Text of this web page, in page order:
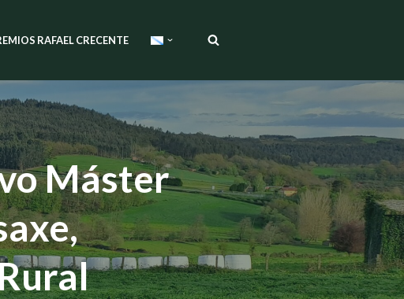
RAFAEL CRECENTE
Máster